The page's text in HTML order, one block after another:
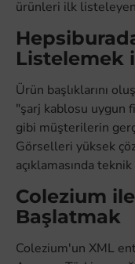
ürünleri ilk listeleyen
Listelemek
Ürün başlıklarını
"şarj kablosu uygun
gibi müşterilerin
Görselleri yüksek
açıklamasında
Colezium
Başlatmak
Colezium'un XML